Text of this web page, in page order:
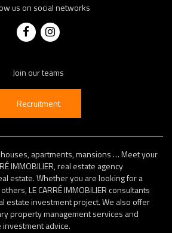
us on social networks
Join our teams
Recruitment
apartments, mansions … Meet your
IMMOBILIER, real estate agency
estate. Whether you are looking for a
LE CARRÉ IMMOBILIER consultants
estate investment project. We also offer
property management services and
advice.